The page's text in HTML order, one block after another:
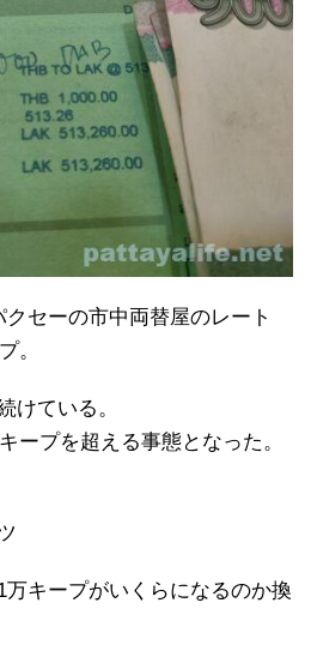
セーの市中両替屋のレート
。
けている。
ープを超える事態となった。
キープがいくらになるのか換